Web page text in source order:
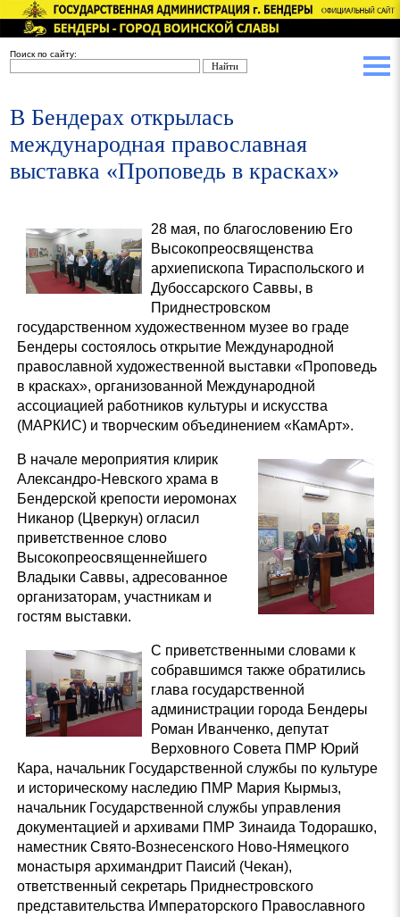
Поиск по сайту:
В Бендерах открылась
международная православная
выставка «Проповедь в красках»
28 мая, по благословению Его
Высокопреосвященства
архиепископа Тираспольского и
Дубоссарского Саввы, в
Приднестровском
государственном художественном музее во граде
Бендеры состоялось открытие Международной
православной художественной выставки «Проповедь
в красках», организованной Международной
ассоциацией работников культуры и искусства
(МАРКИС) и творческим объединением «КамАрт».
В начале мероприятия клирик
Александро-Невского храма в
Бендерской крепости иеромонах
Никанор (Цверкун) огласил
приветственное слово
Высокопреосвященнейшего
Владыки Саввы, адресованное
организаторам, участникам и
гостям выставки.
С приветственными словами к
собравшимся также обратились
глава государственной
администрации города Бендеры
Роман Иванченко, депутат
Верховного Совета ПМР Юрий
Кара, начальник Государственной службы по культуре
и историческому наследию ПМР Мария Кырмыз,
начальник Государственной службы управления
документацией и архивами ПМР Зинаида Тодорашко,
наместник Свято-Вознесенского Ново-Нямецкого
монастыря архимандрит Паисий (Чекан),
ответственный секретарь Приднестровского
представительства Императорского Православного